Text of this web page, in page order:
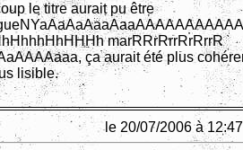
le titre aurait pu être
marRRrRrrRrRrrR
ça aurait été plus
lisible.
le 20/07/2006 à